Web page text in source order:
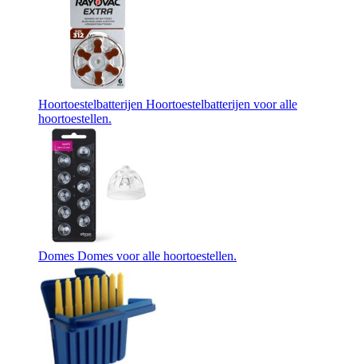
Hoortoestelbatterijen Hoortoestelbatterijen voor alle
hoortoestellen.
Domes Domes voor alle hoortoestellen.